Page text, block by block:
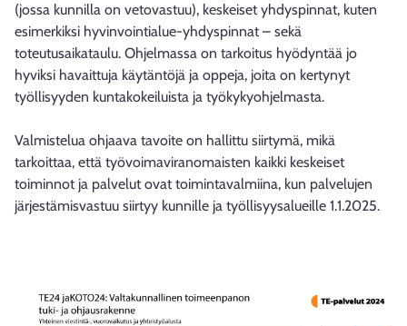
(jossa kunnilla on vetovastuu), keskeiset yhdyspinnat, kuten
esimerkiksi hyvinvointialue-yhdyspinnat – sekä
toteutusaikataulu. Ohjelmassa on tarkoitus hyödyntää jo
hyviksi havaittuja käytäntöjä ja oppeja, joita on kertynyt
työllisyyden kuntakokeiluista ja työkykyohjelmasta.
Valmistelua ohjaava tavoite on hallittu siirtymä, mikä
tarkoittaa, että työvoimaviranomaisten kaikki keskeiset
toiminnot ja palvelut ovat toimintavalmiina, kun palvelujen
järjestämisvastuu siirtyy kunnille ja työllisyysalueille 1.1.2025.